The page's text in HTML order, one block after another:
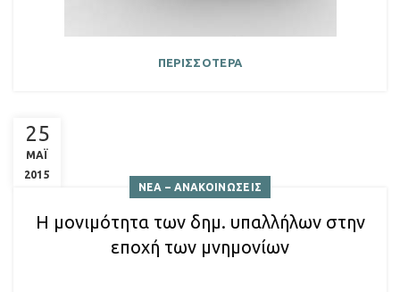
ΠΕΡΙΣΣΟΤΕΡΑ
25
ΜΑΪ
2015
ΝΕΑ – ΑΝΑΚΟΙΝΩΣΕΙΣ
Η μονιμότητα των δημ. υπαλλήλων στην
εποχή των μνημονίων